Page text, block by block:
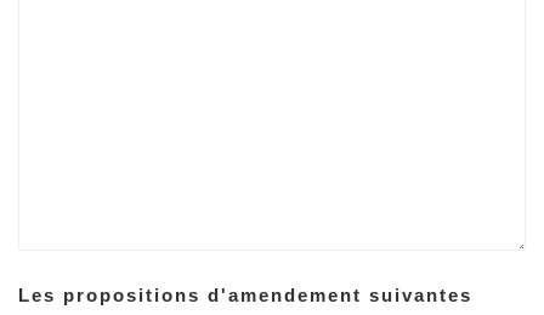
Les propositions d'amendement suivantes